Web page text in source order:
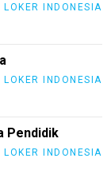
LOKER INDONESIA
LOKER INDONESIA
Pendidik
LOKER INDONESIA